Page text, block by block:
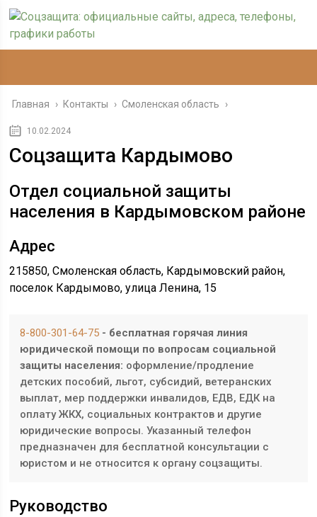
Главная › Контакты › Смоленская область ›
10.02.2024
Соцзащита Кардымово
Отдел социальной защиты
населения в Кардымовском районе
Адрес
215850, Смоленская область, Кардымовский район,
поселок Кардымово, улица Ленина, 15
8-800-301-64-75 - бесплатная горячая линия
юридической помощи по вопросам социальной
защиты населения: оформление/продление
детских пособий, льгот, субсидий, ветеранских
выплат, мер поддержки инвалидов, ЕДВ, ЕДК на
оплату ЖКХ, социальных контрактов и другие
юридические вопросы. Указанный телефон
предназначен для бесплатной консультации с
юристом и не относится к органу соцзащиты.
Руководство